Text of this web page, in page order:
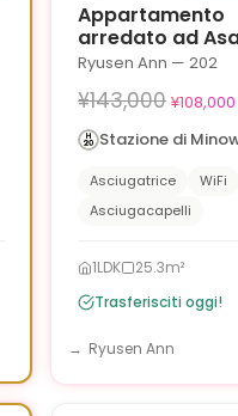
Appartamento
arredato ad
Ryusen Ann — 202
¥143,000 ¥108,000
Stazione di
Asciugatrice
WiFi
Asciugacapelli
1LDK
25.3m²
Trasferisciti oggi!
Ryusen Ann